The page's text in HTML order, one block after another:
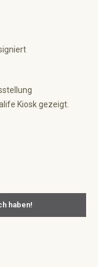
Kiosk gezeigt.
haben!